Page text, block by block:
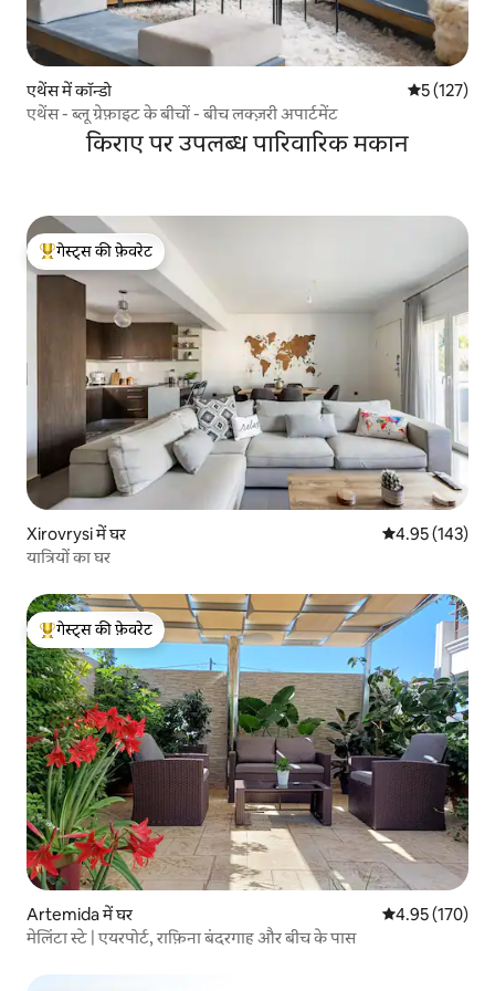
एथेंस में कॉन्डो औसत रेटिंग 5
5 (127)
एथेंस - ब्लू ग्रेफ़ाइट के बीचों - बीच लक्ज़री अपार्टमेंट
किराए पर उपलब्ध पारिवारिक मकान
गेस्ट्स का टॉप फ़ेवरेट
गेस्ट्स की फ़ेवरेट
Xirovrysi में घर औसत रेटिंग 5 में से
4.95 (143)
यात्रियों का घर
गेस्ट्स का टॉप फ़ेवरेट
गेस्ट्स की फ़ेवरेट
Artemida में घर औसत रेटिंग 5 में से
4.95 (170)
मेलिंटा स्टे | एयरपोर्ट, राफ़िना बंदरगाह और बीच के पास